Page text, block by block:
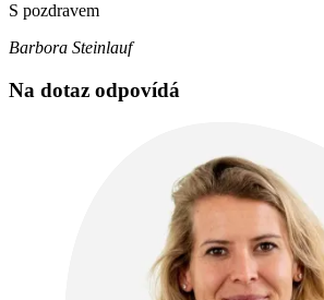
S pozdravem
Barbora Steinlauf
Na dotaz odpovídá